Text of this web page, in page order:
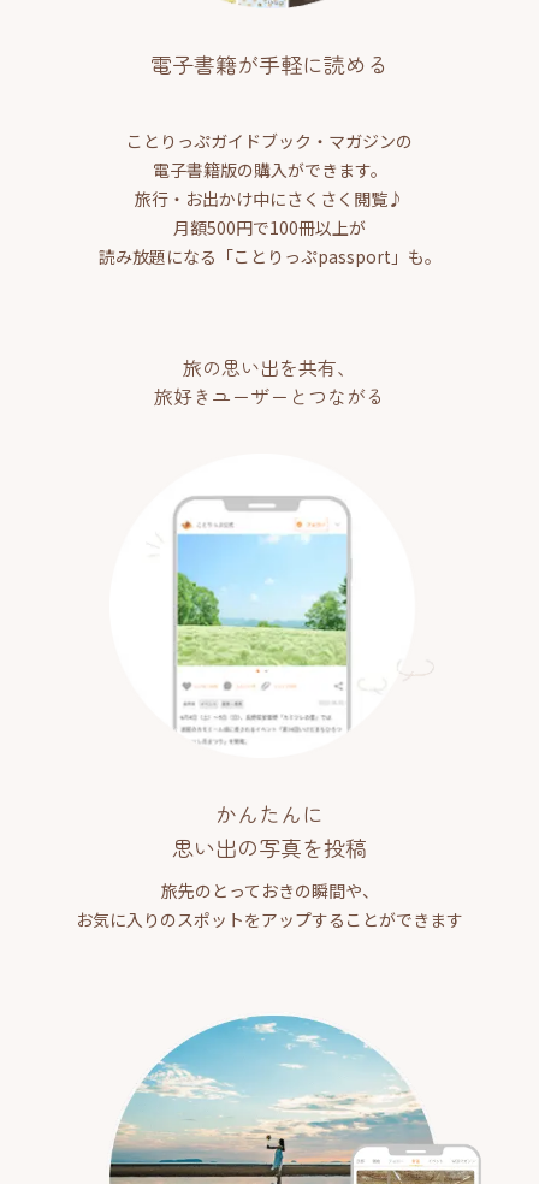
電子書籍が手軽に読める
ことりっぷガイドブック・マガジンの
電子書籍版の購入ができます。
旅行・お出かけ中にさくさく閲覧♪
月額500円で100冊以上が
読み放題になる「ことりっぷpassport」も。
旅の思い出を共有、
旅好きユーザーとつながる
かんたんに
思い出の写真を投稿
旅先のとっておきの瞬間や、
お気に入りのスポットをアップすることができます